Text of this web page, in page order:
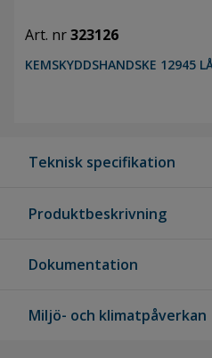
Art. nr323126
KEMSKYDDSHANDSKE 12945
Teknisk specifikation
Produktbeskrivning
Dokumentation
Miljö- och klimatpåverkan